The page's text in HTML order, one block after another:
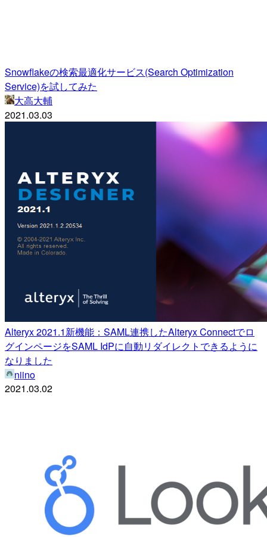
Snowflakeの検索最適化サービス(Search Optimization
Service)を試してみた
大高大輔
2021.03.03
Alteryx 2021.1新機能：SAML連携したAlteryx Connectでロ
グインページをSAML IdPに自動リダイレクトできるように
なりました
niino
2021.03.02